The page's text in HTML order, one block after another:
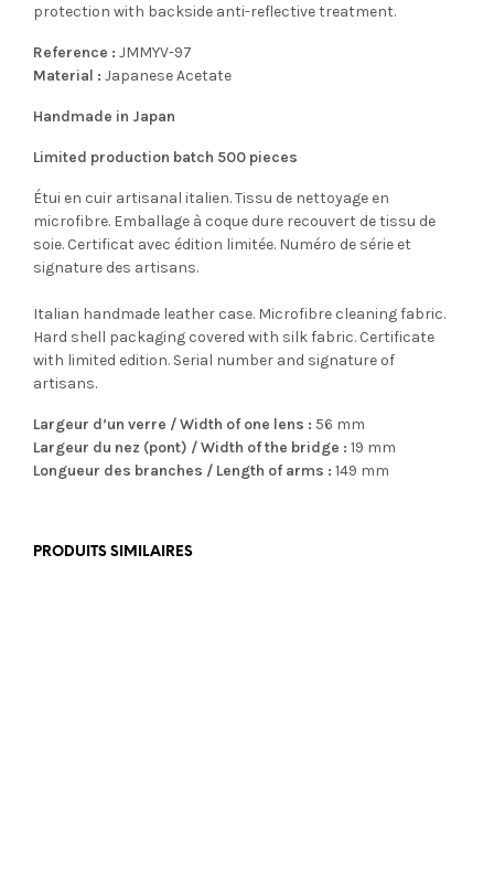
protection with backside anti-reflective treatment.
Reference : JMMYV-97
Material : Japanese Acetate
Handmade in Japan
Limited production batch 500 pieces
Étui en cuir artisanal italien. Tissu de nettoyage en
microfibre. Emballage à coque dure recouvert de tissu de
soie. Certificat avec édition limitée. Numéro de série et
signature des artisans.
Italian handmade leather case. Microfibre cleaning fabric.
Hard shell packaging covered with silk fabric. Certificate
with limited edition. Serial number and signature of
artisans.
Largeur d’un verre / Width of one lens : 56 mm
Largeur du nez (pont) / Width of the bridge : 19 mm
Longueur des branches / Length of arms : 149 mm
PRODUITS SIMILAIRES